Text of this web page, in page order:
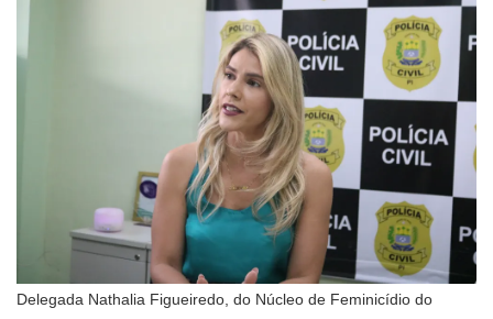
Delegada Nathalia Figueiredo, do Núcleo de Feminicídio do